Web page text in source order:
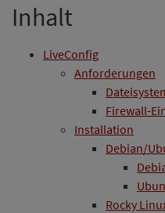
Inhalt
LiveConfig
Anforderungen
Firewall-
Installation
Debian/
Rocky